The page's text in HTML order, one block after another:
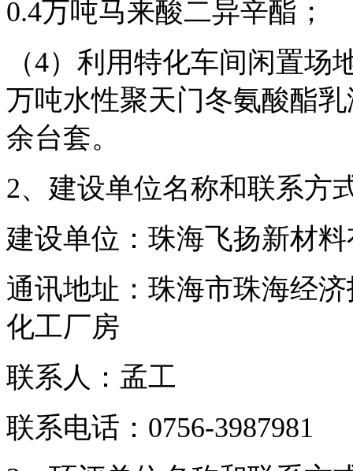
0.4万吨马来酸二异辛酯；
（4）利用特化车间闲置
万吨水性聚天门冬氨酸酯
余台套。
2、建设单位名称和联系方
建设单位：珠海飞扬新材
通讯地址：珠海市珠海经
化工厂房
联系人：孟工
联系电话： 0756-3987981